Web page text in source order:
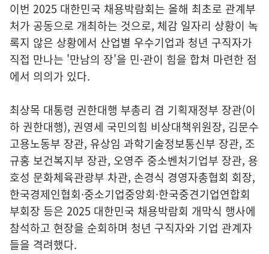
이번 2025 대한민국 채용박람회는 올해 최초로 관계부
처가 공동으로 개최하는 것으로, 체감 일자리 상황이 녹
록지 않은 상황에서 산업별 우수기업과 청년 구직자가
직접 만나는 '만남의 장'을 민·관이 힘을 합쳐 마련한 점
에서 의의가 있다.
최상목 대통령 권한대행 부총리 겸 기획재정부 장관(이
하 권한대행), 권영세 국민의힘 비상대책위원장, 김문수
고용노동부 장관, 유상임 과학기술정보통신부 장관, 조
규홍 보건복지부 장관, 오영주 중소벤처기업부 장관, 용
호성 문화체육관광부 차관, 손경식 경영자총협회 회장,
한국경제인협회·중소기업중앙회·한국중견기업연합회
부회장 등은 2025 대한민국 채용박람회 개막식 행사에
참석하고 현장을 순회하며 청년 구직자와 기업 관계자
들을 격려했다.